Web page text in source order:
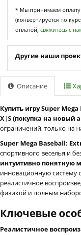
* Мы принимаем
(конвертируется по
оплатой, свяжитесь с
Другие наши
Описание
Купить игру Super
X|S (покупка на новый
ограничений, только на
Super Mega Baseball:
спортивного веселья и
интуитивно понятную
инновационную систему
реалистичное
физикой и полным
Ключевые
Реалистичное